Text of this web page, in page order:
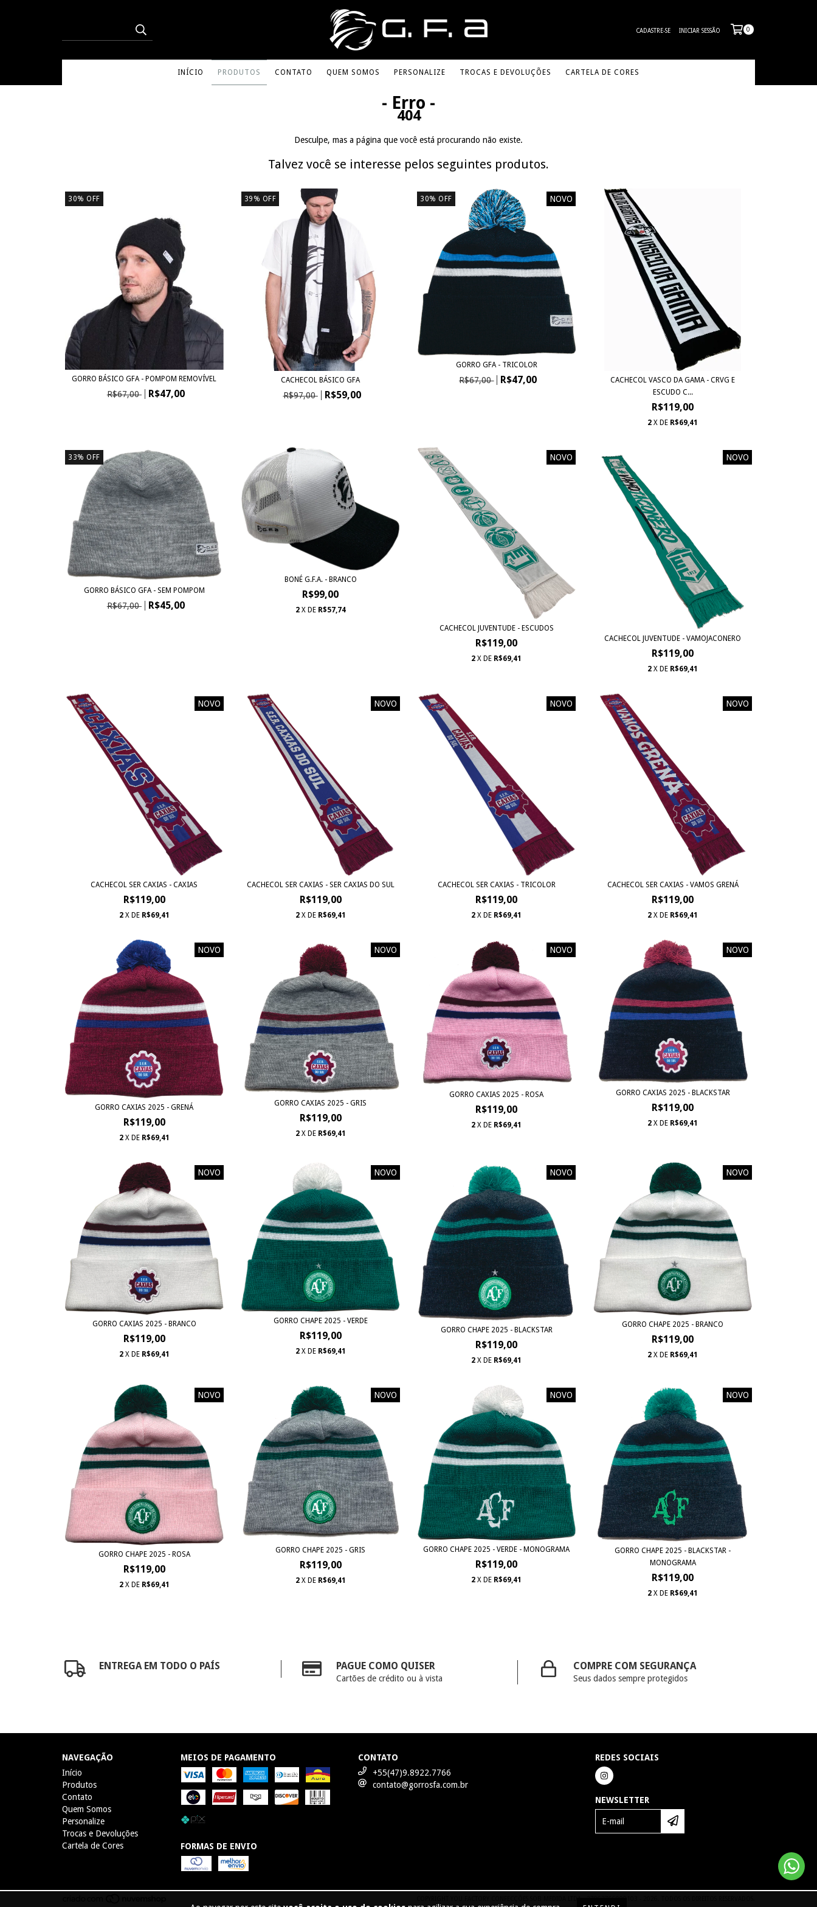
CADASTRE-SE INICIAR SESSÃO 0
INÍCIO PRODUTOS CONTATO QUEM SOMOS PERSONALIZE TROCAS E DEVOLUÇÕES CARTELA DE CORES
- Erro -
404
Desculpe, mas a página que você está procurando não existe.
Talvez você se interesse pelos seguintes produtos.
30% OFF
GORRO BÁSICO GFA - POMPOM REMOVÍVEL
R$67,00 R$47,00
39% OFF
CACHECOL BÁSICO GFA
R$97,00 R$59,00
30%OFF NOVO
GORRO GFA - TRICOLOR
R$67,00 R$47,00
CACHECOL VASCO DA GAMA - CRVG E
ESCUDO C...
R$119,00
2 X DE R$69,41
33% OFF
GORRO BÁSICO GFA - SEM POMPOM
R$67,00 R$45,00
BONÉ G.F.A. - BRANCO
R$99,00
2 X DE R$57,74
NOVO
CACHECOL JUVENTUDE - ESCUDOS
R$119,00
2 X DE R$69,41
NOVO
CACHECOL JUVENTUDE - VAMOJACONERO
R$119,00
2 X DE R$69,41
NOVO
CACHECOL SER CAXIAS - CAXIAS
R$119,00
2 X DE R$69,41
NOVO
CACHECOL SER CAXIAS - SER CAXIAS DO SUL
R$119,00
2 X DE R$69,41
NOVO
CACHECOL SER CAXIAS - TRICOLOR
R$119,00
2 X DE R$69,41
NOVO
CACHECOL SER CAXIAS - VAMOS GRENÁ
R$119,00
2 X DE R$69,41
NOVO
GORRO CAXIAS 2025 - GRENÁ
R$119,00
2 X DE R$69,41
NOVO
GORRO CAXIAS 2025 - GRIS
R$119,00
2 X DE R$69,41
NOVO
GORRO CAXIAS 2025 - ROSA
R$119,00
2 X DE R$69,41
NOVO
GORRO CAXIAS 2025 - BLACKSTAR
R$119,00
2 X DE R$69,41
NOVO
GORRO CAXIAS 2025 - BRANCO
R$119,00
2 X DE R$69,41
NOVO
GORRO CHAPE 2025 - VERDE
R$119,00
2 X DE R$69,41
NOVO
GORRO CHAPE 2025 - BLACKSTAR
R$119,00
2 X DE R$69,41
NOVO
GORRO CHAPE 2025 - BRANCO
R$119,00
2 X DE R$69,41
NOVO
GORRO CHAPE 2025 - ROSA
R$119,00
2 X DE R$69,41
NOVO
GORRO CHAPE 2025 - GRIS
R$119,00
2 X DE R$69,41
NOVO
GORRO CHAPE 2025 - VERDE - MONOGRAMA
R$119,00
2 X DE R$69,41
NOVO
GORRO CHAPE 2025 - BLACKSTAR -
MONOGRAMA
R$119,00
2 X DE R$69,41
ENTREGA EM TODO O PAÍS PAGUE COMO QUISER
Cartões de crédito ou à vista
COMPRE COM SEGURANÇA
Seus dados sempre protegidos
NAVEGAÇÃO
Início
Produtos
Contato
Quem Somos
Personalize
Trocas e Devoluções
Cartela de Cores
MEIOS DE PAGAMENTO
FORMAS DE ENVIO
CONTATO
+55(47)9.8922.7766
contato@gorrosfa.com.br
REDES SOCIAIS
NEWSLETTER